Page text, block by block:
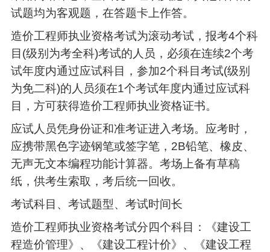
试题均为客观题，在答题卡上作答。
造价工程师执业资格考试为滚动考试，报考4个科
目(级别为考全科)考试的人员，必须在连续2个考
试年度内通过应试科目，参加2个科目考试(级别
为免二科)的人员须在1个考试年度内通过应试科
目，方可获得造价工程师执业资格证书。
应试人员凭身份证和准考证进入考场。应考时，
应携带黑色字迹钢笔或签字笔，2B铅笔、橡皮、
无声无文本编程功能计算器。考场上备有草稿
纸，供考生索取，考后统一回收。
考试科目、考试题型、考试时间长
造价工程师执业资格考试分四个科目：《建设工
程造价管理》、《建设工程计价》、《建设工程